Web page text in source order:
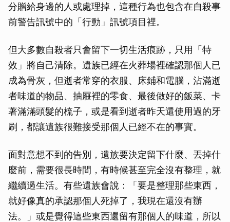
分贈給身邊的人或處理掉，這種行為也包含在自殺事
前警告訊號中的「行動」訊號項目裡。
但大多數自殺者只會留下一切生活痕跡，只用「特
效」將自己清除。遺族已經在火葬場裡確認那個人已
成為骨灰，但逝者常穿的衣服、床鋪和電腦，沾滿逝
者味道的物品、抽屜裡的零食、最後做好的飯菜、卡
著滿滿頭髮的梳子，或是看到逝者昨天還使用過的牙
刷，都讓遺族很難接受那個人已經不在的事實。
面對意想不到的告別，遺族要決定留下什麼、丟掉什
麼前，需要很長時間，有時候甚至完全沒有整理，就
繼續過生活。有些遺族會說：「要是整理那些東西，
就好像真的承認那個人死掉了，我現在還沒有辦
法。」或是覺得這些東西還留有那個人的味道，所以